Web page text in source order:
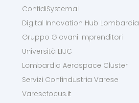
ConfidiSystema!
Digital Innovation Hub Lombardia
Gruppo Giovani Imprenditori
Università LIUC
Lombardia Aerospace Cluster
Servizi Confindustria Varese
Varesefocus.it